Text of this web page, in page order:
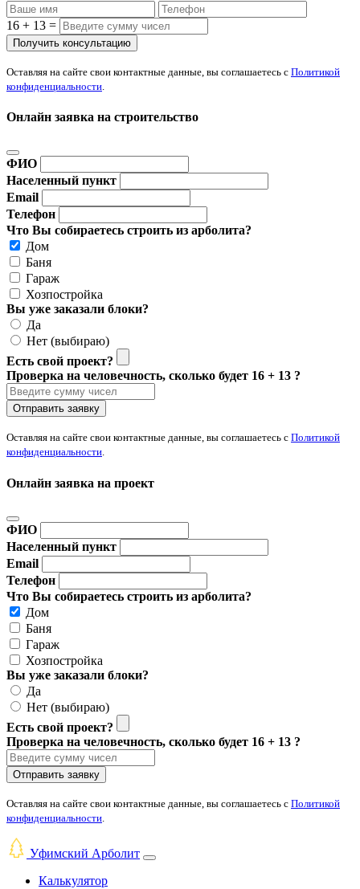
16 + 13 =
Оставляя на сайте свои контактные данные, вы соглашаетесь с Политикой
конфиденциальности
Онлайн заявка на строительство
ФИО
Населенный пункт
Email
Телефон
Что Вы собираетесь строить из арболита?
Дом
Баня
Гараж
Хозпостройка
Вы уже заказали блоки?
Да
Нет (выбираю)
Есть свой проект?
Проверка на человечность, сколько будет 16 + 13 ?
Отправить заявку
Оставляя на сайте свои контактные данные, вы соглашаетесь с Политикой
конфиденциальности.
Онлайн заявка на проект
ФИО
Населенный пункт
Email
Телефон
Что Вы собираетесь строить из арболита?
Дом
Баня
Гараж
Хозпостройка
Вы уже заказали блоки?
Да
Нет (выбираю)
Есть свой проект?
Проверка на человечность, сколько будет 16 + 13 ?
Отправить заявку
Оставляя на сайте свои контактные данные, вы соглашаетесь с Политикой
конфиденциальности
Уфимский Арболит
Калькулятор